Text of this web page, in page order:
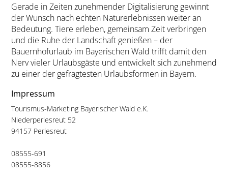
Gerade in Zeiten zunehmender Digitalisierung gewinnt
der Wunsch nach echten Naturerlebnissen weiter an
Bedeutung. Tiere erleben, gemeinsam Zeit verbringen
und die Ruhe der Landschaft genießen – der
Bauernhofurlaub im Bayerischen Wald trifft damit den
Nerv vieler Urlaubsgäste und entwickelt sich zunehmend
zu einer der gefragtesten Urlaubsformen in Bayern.
Impressum
Tourismus-Marketing Bayerischer Wald e.K.
Niederperlesreut 52
94157 Perlesreut
08555-691
08555-8856